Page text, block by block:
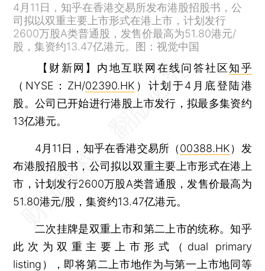
4月11日，知乎在香港交易所发布港股招股书，公
司拟以双重主要上市形式在港上市，计划发行
2600万股A类普通股，发售价最高为51.80港元/
股，集资约13.47亿港元。图：视觉中国
【财新网】 内地互联网在线问答社区知乎
（NYSE：ZH/02390.HK ）计划于4月底登陆港
股。公司已开始进行港股上市发行，拟最多集资约
13亿港元。
4月11日，知乎在香港交易所（00388.HK）发
布港股招股书，公司拟以双重主要上市形式在港上
市，计划发行2600万股A类普通股，发售价最高为
51.80港元/股，集资约13.47亿港元。
二次挂牌是双重上市和第二上市的统称。知乎
此次为双重主要上市形式（dual primary
listing），即将第二上市地作为与第一上市地同等